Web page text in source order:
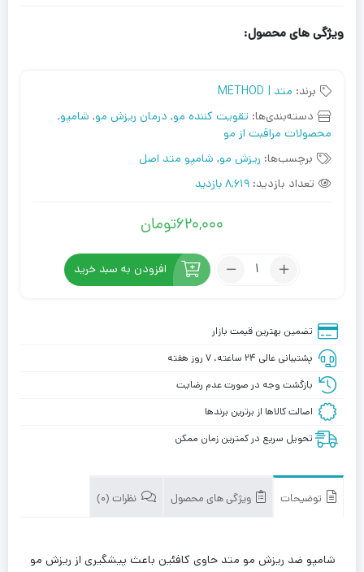
ویژگی های محصول:
برند: متد | METHOD
دسته‌بندی‌ها: تقویت کننده مو, درمان ریزش مو, شامپو,
محصولات مراقبت از مو
برچسب‌ها: ریزش مو, شامپو متد اصل
تعداد بازدید: 8,619 بازدید
620,000تومان
افزودن به سبد خرید
تضمین بهترین قیمت بازار
پشتیبانی عالی ۲۴ ساعته، ۷ روز هفته
بازگشت وجه در صورت عدم رضایت
اصالت کالاها از برترین برندها
تحویل سریع در کمترین زمان ممکن
توضیحات ویژگی های محصول نظرات (0)
شامپو ضد ریزش مو متد حاوی کافئین باعث پیشگیری از ریزش مو